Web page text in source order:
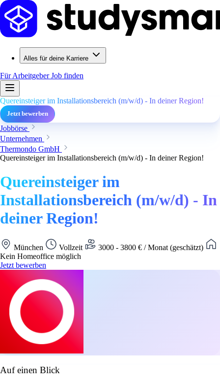
Alles für deine Karriere
Für ArbeitgeberJob finden
Quereinsteiger im Installationsbereich (m/w/d) - In deiner Region!
Jetzt bewerben
Jobbörse
Unternehmen
Thermondo GmbH
Quereinsteiger im Installationsbereich (m/w/d) - In deiner Region!
Quereinsteiger im
Installationsbereich (m/w/d) - In
deiner Region!
München Vollzeit
3000 - 3800 € / Monat (geschätzt)
Kein Homeoffice möglich
Jetzt bewerben
Auf einen Blick